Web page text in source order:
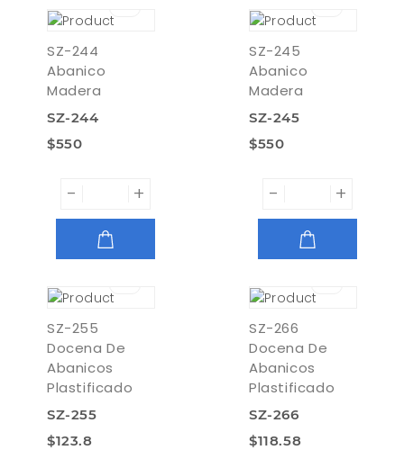
SZ-244
Abanico
Madera
SZ-244
$550
- +
SZ-245
Abanico
Madera
SZ-245
$550
- +
SZ-255
Docena De
Abanicos
Plastificado
SZ-255
$123.8
SZ-266
Docena De
Abanicos
Plastificado
SZ-266
$118.58